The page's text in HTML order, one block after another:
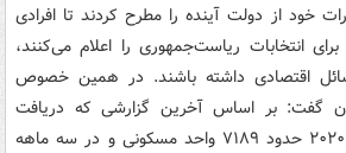
خود از دولت آینده را مطرح کردند تا افرادی
انتخابات ریاست‌جمهوری را اعلام می‌کنند،
اقتصادی داشته باشند. در همین خصوص
گفت: بر اساس آخرین گزارشی که دریافت
کردیم، ایرانی‌ها در سال ۲۰۲۰ حدود ۷۱۸۹ واحد مسکونی و در سه ماهه